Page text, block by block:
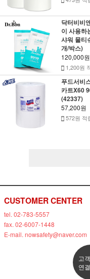
닥터비비
이 사용하
샤워 물티
개/박스)
120,000원
1,200원
푸드서비
카트X60
(42337)
57,200원
572원 적
CUSTOMER CENTER
tel. 02-783-5557
fax. 02-6007-1448
E-mail. nowsafety@naver.com
고
연